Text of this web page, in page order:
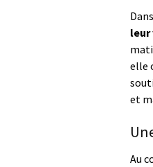
leur
elle
et
Au